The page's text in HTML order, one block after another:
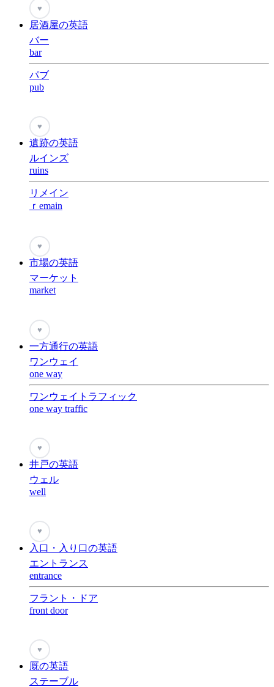
♥
居酒屋の英語
バー
bar
パブ
pub
♥
遺跡の英語
ルインズ
ruins
リメイン
ｒemain
♥
市場の英語
マーケット
market
♥
一方通行の英語
ワンウェイ
one way
ワンウェイトラフィック
one way traffic
♥
井戸の英語
ウェル
well
♥
入口・入り口の英語
エントランス
entrance
フラント・ドア
front door
♥
厩の英語
ステーブル